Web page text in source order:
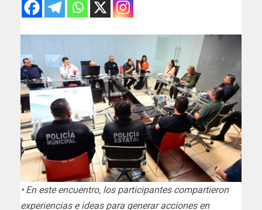
• En este encuentro, los participantes compartieron
experiencias e ideas para generar acciones en